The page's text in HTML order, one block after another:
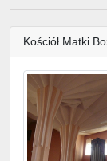
Kościół Matki